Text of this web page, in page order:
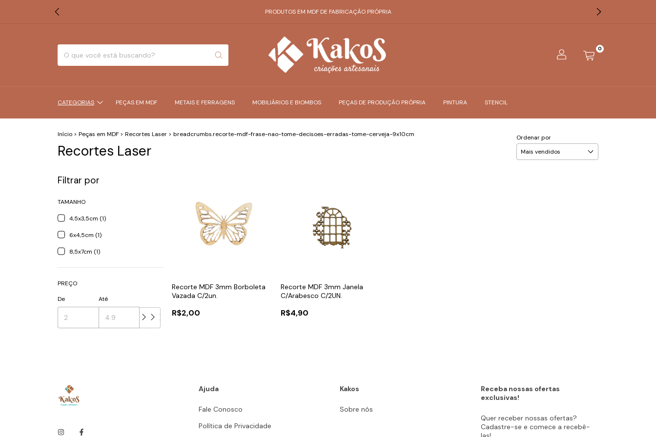
PRODUTOS EM MDF DE FABRICAÇÃO PRÓPRIA
0
CATEGORIAS PEÇAS EM MDF METAIS E FERRAGENS MOBILIÁRIOS E BIOMBOS PEÇAS DE PRODUÇÃO PRÓPRIA PINTURA STENCIL
Início > Peças em MDF > Recortes Laser > breadcrumbs.recorte-mdf-frase-nao-tome-decisoes-erradas-tome-cerveja-9x10cm
Recortes Laser
Ordenar por
Filtrar por
TAMANHO
4,5x3,5cm (1)
6x4,5cm (1)
8,5x7cm (1)
PREÇO
De
Até
Recorte MDF 3mm Borboleta
Vazada C/2un.
R$2,00
Recorte MDF 3mm Janela
C/Arabesco C/2UN.
R$4,90
Ajuda
Fale Conosco
Política de Privacidade
Kakos
Sobre nós
Receba nossas ofertas
exclusivas!
Quer receber nossas ofertas?
Cadastre-se e comece a recebê-